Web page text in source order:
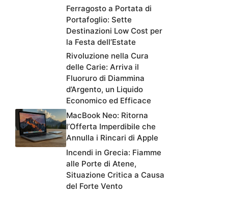
Ferragosto a Portata di
Portafoglio: Sette
Destinazioni Low Cost per
la Festa dell’Estate
Rivoluzione nella Cura
delle Carie: Arriva il
Fluoruro di Diammina
d’Argento, un Liquido
Economico ed Efficace
MacBook Neo: Ritorna
l’Offerta Imperdibile che
Annulla i Rincari di Apple
Incendi in Grecia: Fiamme
alle Porte di Atene,
Situazione Critica a Causa
del Forte Vento